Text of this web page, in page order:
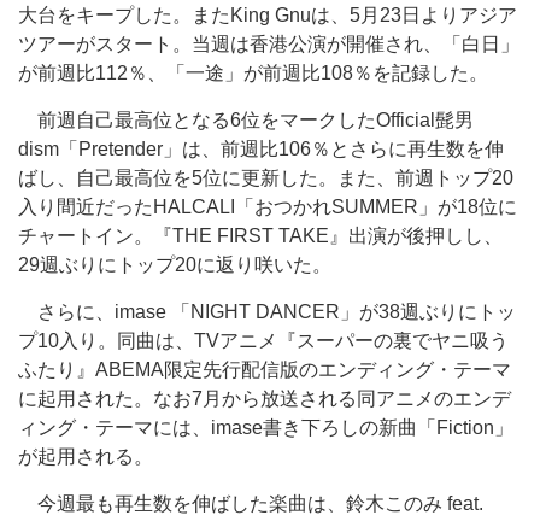
大台をキープした。またKing Gnuは、5月23日よりアジア
ツアーがスタート。当週は香港公演が開催され、「白日」
が前週比112％、「一途」が前週比108％を記録した。
前週自己最高位となる6位をマークしたOfficial髭男
dism「Pretender」は、前週比106％とさらに再生数を伸
ばし、自己最高位を5位に更新した。また、前週トップ20
入り間近だったHALCALI「おつかれSUMMER」が18位に
チャートイン。『THE FIRST TAKE』出演が後押しし、
29週ぶりにトップ20に返り咲いた。
さらに、imase 「NIGHT DANCER」が38週ぶりにトッ
プ10入り。同曲は、TVアニメ『スーパーの裏でヤニ吸う
ふたり』ABEMA限定先行配信版のエンディング・テーマ
に起用された。なお7月から放送される同アニメのエンデ
ィング・テーマには、imase書き下ろしの新曲「Fiction」
が起用される。
今週最も再生数を伸ばした楽曲は、鈴木このみ feat.